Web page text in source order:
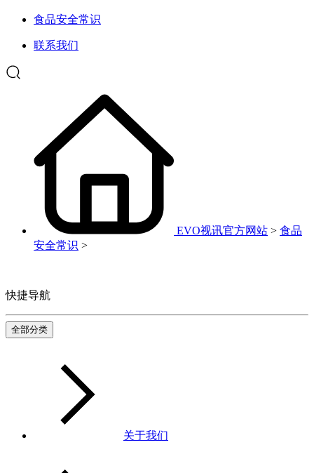
食品安全常识
联系我们
EVO视讯官方网站 > 食品
安全常识 >
快捷导航
全部分类
关于我们